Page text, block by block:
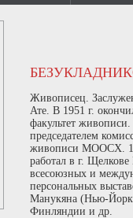
Живописец.
Ате. В 1951 г.
факультет
председателем
живописи МООСХ.
работал в г.
всесоюзных и
персональных
Манукяна (Нью-
Финляндии и др.